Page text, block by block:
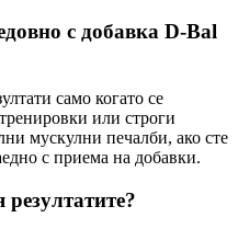
с добавка D-Bal
само когато се
или строги
мускулни печалби, ако сте
с приема на добавки.